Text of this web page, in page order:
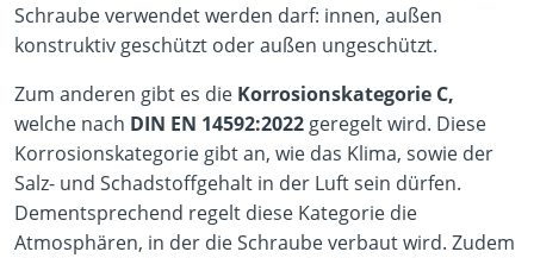
Schraube verwendet werden darf: innen, außen
konstruktiv geschützt oder außen ungeschützt.
Zum anderen gibt es die Korrosionskategorie C,
welche nach DIN EN 14592:2022 geregelt wird. Diese
Korrosionskategorie gibt an, wie das Klima, sowie der
Salz- und Schadstoffgehalt in der Luft sein dürfen.
Dementsprechend regelt diese Kategorie die
Atmosphären, in der die Schraube verbaut wird. Zudem